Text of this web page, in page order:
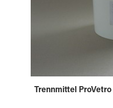
Trennmittel